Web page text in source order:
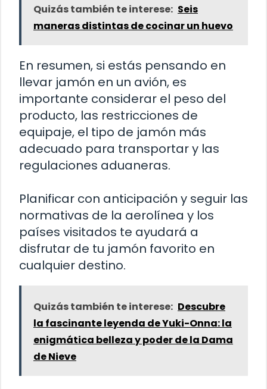
Quizás también te interese: Seis
maneras distintas de cocinar un huevo
En resumen, si estás pensando en
llevar jamón en un avión, es
importante considerar el peso del
producto, las restricciones de
equipaje, el tipo de jamón más
adecuado para transportar y las
regulaciones aduaneras.
Planificar con anticipación y seguir las
normativas de la aerolínea y los
países visitados te ayudará a
disfrutar de tu jamón favorito en
cualquier destino.
Quizás también te interese: Descubre
la fascinante leyenda de Yuki-Onna: la
enigmática belleza y poder de la Dama
de Nieve